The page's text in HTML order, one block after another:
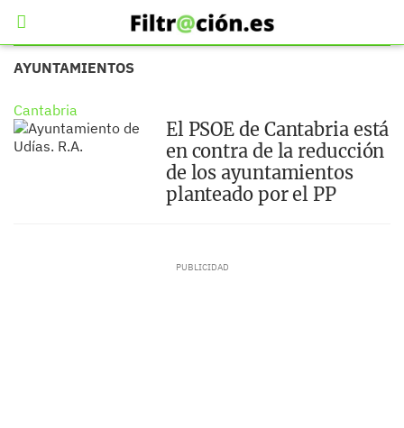
AYUNTAMIENTOS
Cantabria
El PSOE de Cantabria está
en contra de la reducción
de los ayuntamientos
planteado por el PP